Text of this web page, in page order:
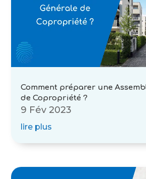
Comment préparer une
de Copropriété ?
9 Fév 2023
lire plus